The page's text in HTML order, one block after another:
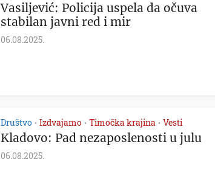
Vasiljević: Policija uspela da očuva
stabilan javni red i mir
06.08.2025.
Društvo • Izdvajamo • Timočka krajina • Vesti
Kladovo: Pad nezaposlenosti u julu
06.08.2025.